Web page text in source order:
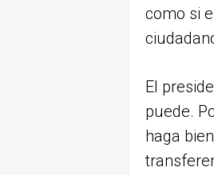
como si
El
puede.
haga